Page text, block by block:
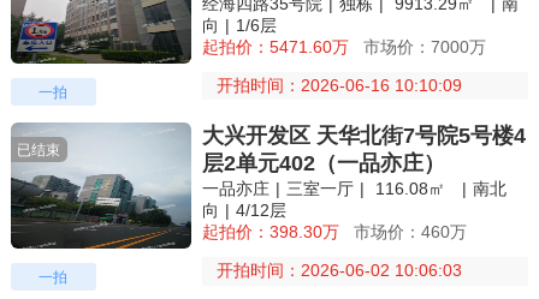
一拍
向 | 1/6层
起拍价：5471.60万
市场价：7000万
开拍时间：2026-06-16 10:10:09
一拍
大兴开发区 天华北街7号院5号楼4
层2单元402（一品亦庄）
一品亦庄 | 三室一厅 | 116.08㎡ | 南北
向 | 4/12层
起拍价：398.30万
市场价：460万
开拍时间：2026-06-02 10:06:03
已结束